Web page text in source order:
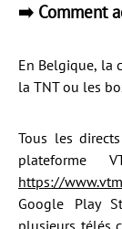
➡️ Comment
En Belgique, la
la TNT ou les
Tous les
plateforme
https://
Google Play